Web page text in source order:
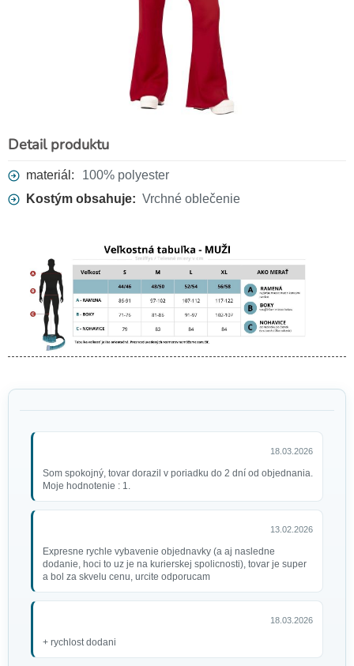
Detail produktu
materiál:
100% polyester
Kostým obsahuje: Vrchné oblečenie
18.03.2026
Som spokojný, tovar dorazil v poriadku do 2 dní od objednania.
Moje hodnotenie : 1.
13.02.2026
Expresne rychle vybavenie objednavky (a aj nasledne
dodanie, hoci to uz je na kurierskej spolicnosti), tovar je super
a bol za skvelu cenu, urcite odporucam
18.03.2026
+ rychlost dodani